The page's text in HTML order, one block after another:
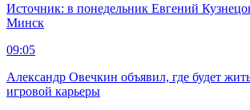
Источник: в понедельник Евгений
Минск
09:05
Александр Овечкин объявил, где будет
игровой карьеры